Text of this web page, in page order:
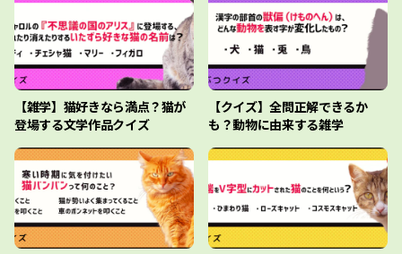
【雑学】猫好きなら満点？猫が
登場する文学作品クイズ
【クイズ】全問正解できるか
も？動物に由来する雑学